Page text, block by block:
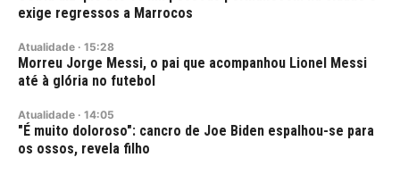
exige regressos a Marrocos
Atualidade · 15:28
Morreu Jorge Messi, o pai que acompanhou Lionel Messi
até à glória no futebol
Atualidade · 14:05
"É muito doloroso": cancro de Joe Biden espalhou-se para
os ossos, revela filho